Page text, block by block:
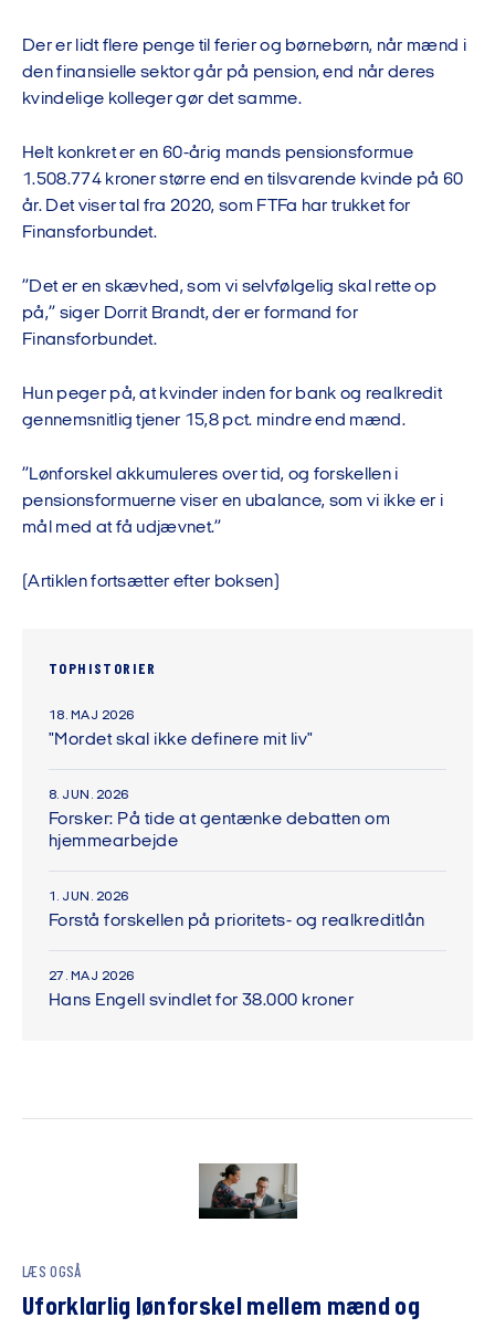
Der er lidt flere penge til ferier og børnebørn, når mænd i
den finansielle sektor går på pension, end når deres
kvindelige kolleger gør det samme.
Helt konkret er en 60-årig mands pensionsformue
1.508.774 kroner større end en tilsvarende kvinde på 60
år. Det viser tal fra 2020, som FTFa har trukket for
Finansforbundet.
”Det er en skævhed, som vi selvfølgelig skal rette op
på,” siger Dorrit Brandt, der er formand for
Finansforbundet.
Hun peger på, at kvinder inden for bank og realkredit
gennemsnitlig tjener 15,8 pct. mindre end mænd.
”Lønforskel akkumuleres over tid, og forskellen i
pensionsformuerne viser en ubalance, som vi ikke er i
mål med at få udjævnet.”
(Artiklen fortsætter efter boksen)
TOPHISTORIER
18. MAJ 2026
"Mordet skal ikke definere mit liv"
8. JUN. 2026
Forsker: På tide at gentænke debatten om
hjemmearbejde
1. JUN. 2026
Forstå forskellen på prioritets- og realkreditlån
27. MAJ 2026
Hans Engell svindlet for 38.000 kroner
LÆS OGSÅ
Uforklarlig lønforskel mellem mænd og